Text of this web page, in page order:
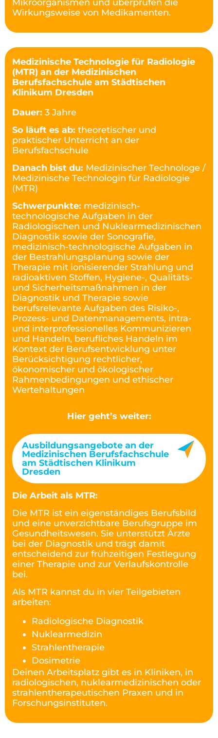
Mikroorganismen und überprüfen die
Wirkungsweise von Medikamenten.
Medizinische Technologie für Radiologie
(MTR) an der Medizinischen
Berufsfachschule am Städtischen
Klinikum Dresden
Dauer: 3 Jahre
So läuft es ab: theoretischer und
praktischer Unterricht an der
Berufsfachschule
Danach bist du: Medizinischer Technologe /
Medizinische Technologin für Radiologie
(MTR)
Schwerpunkte: medizinisch-
technologische Aufgaben in der
Radiologischen und Nuklearmedizinischen
Diagnostik sowie der Sonografie,
medizinisch-technologische Aufgaben in
der Bestrahlungsplanung sowie der
Therapie mit ionisierender Strahlung und
radioaktiven Stoffen, Hygiene-, Qualitäts-
und Sicherheitsmaßnahmen in der
Diagnostik und Therapie sowie
berufsrelevante Aufgaben des Risiko-,
Prozess- und Datenmanagements, intra-
und interprofessionelles Kommunizieren
und Handeln, berufliches Handeln im
Kontext der Berufsentwicklung unter
Berücksichtigung rechtlicher,
ökonomischer und ökologischer
Rahmenbedingungen und ethischer
Wertehaltungen
Hier geht’s weiter:
Ausbildungsangebote an der
Medizinischen Berufsfachschule
am Städtischen Klinikum
Dresden
Die Arbeit als MTR:
Die MTR ist ein eigenständiges Berufsbild
und eine unverzichtbare Berufsgruppe im
Gesundheitswesen. Sie unterstützt Ärzte
bei der Diagnostik und trägt damit
entscheidend zur frühzeitigen Festlegung
einer Therapie und zur Verlaufskontrolle
bei.
Als MTR kannst du in vier Teilgebieten
arbeiten:
Radiologische Diagnostik
Nuklearmedizin
Strahlentherapie
Dosimetrie
Deinen Arbeitsplatz gibt es in Kliniken, in
radiologischen, nuklearmedizinischen oder
strahlentherapeutischen Praxen und in
Forschungsinstituten.